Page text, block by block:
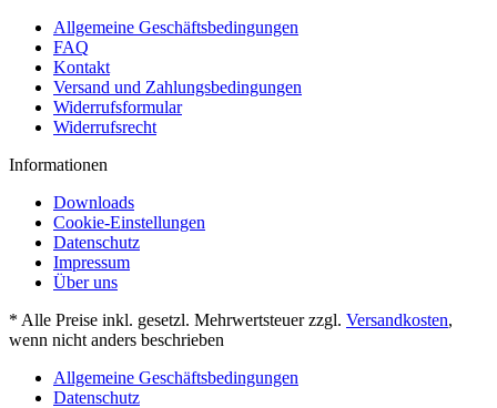
Allgemeine Geschäftsbedingungen
FAQ
Kontakt
Versand und Zahlungsbedingungen
Widerrufsformular
Widerrufsrecht
Informationen
Downloads
Cookie-Einstellungen
Datenschutz
Impressum
Über uns
* Alle Preise inkl. gesetzl. Mehrwertsteuer zzgl. Versandkosten,
wenn nicht anders beschrieben
Allgemeine Geschäftsbedingungen
Datenschutz